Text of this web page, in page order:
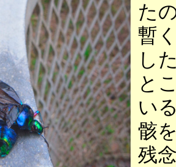
た
暫
し
と
い
骸
残